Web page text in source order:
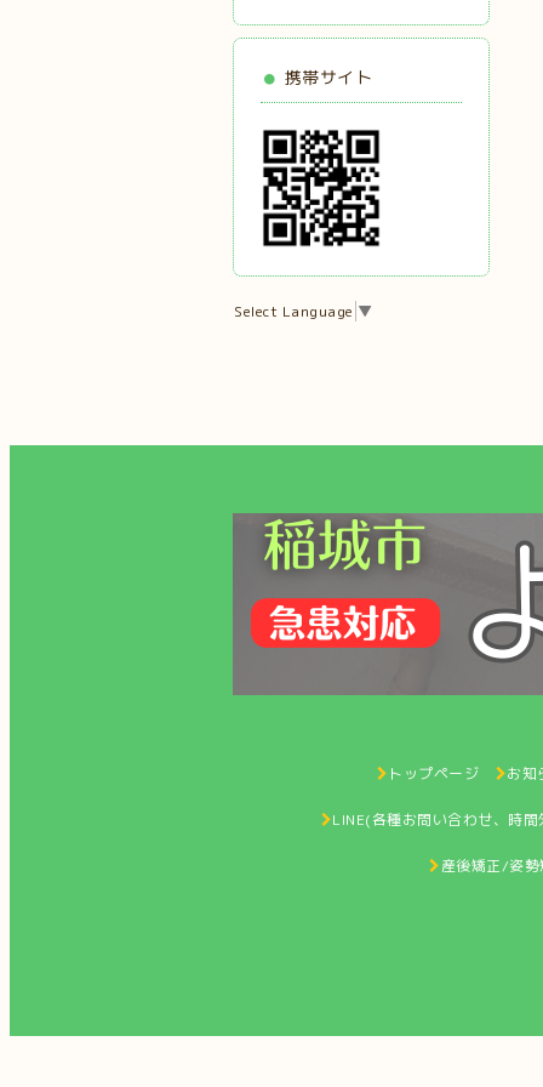
携帯サイト
Select Language ▼
トップページ お知
LINE(各種お問い合わせ、時
産後矯正/姿勢